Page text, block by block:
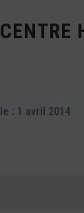
CENTRE
le : 1 avril 2014